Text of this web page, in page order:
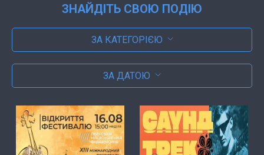
ЗНАЙДІТЬ СВОЮ ПОДІЮ
ЗА КАТЕГОРІЄЮ
ЗА ДАТОЮ